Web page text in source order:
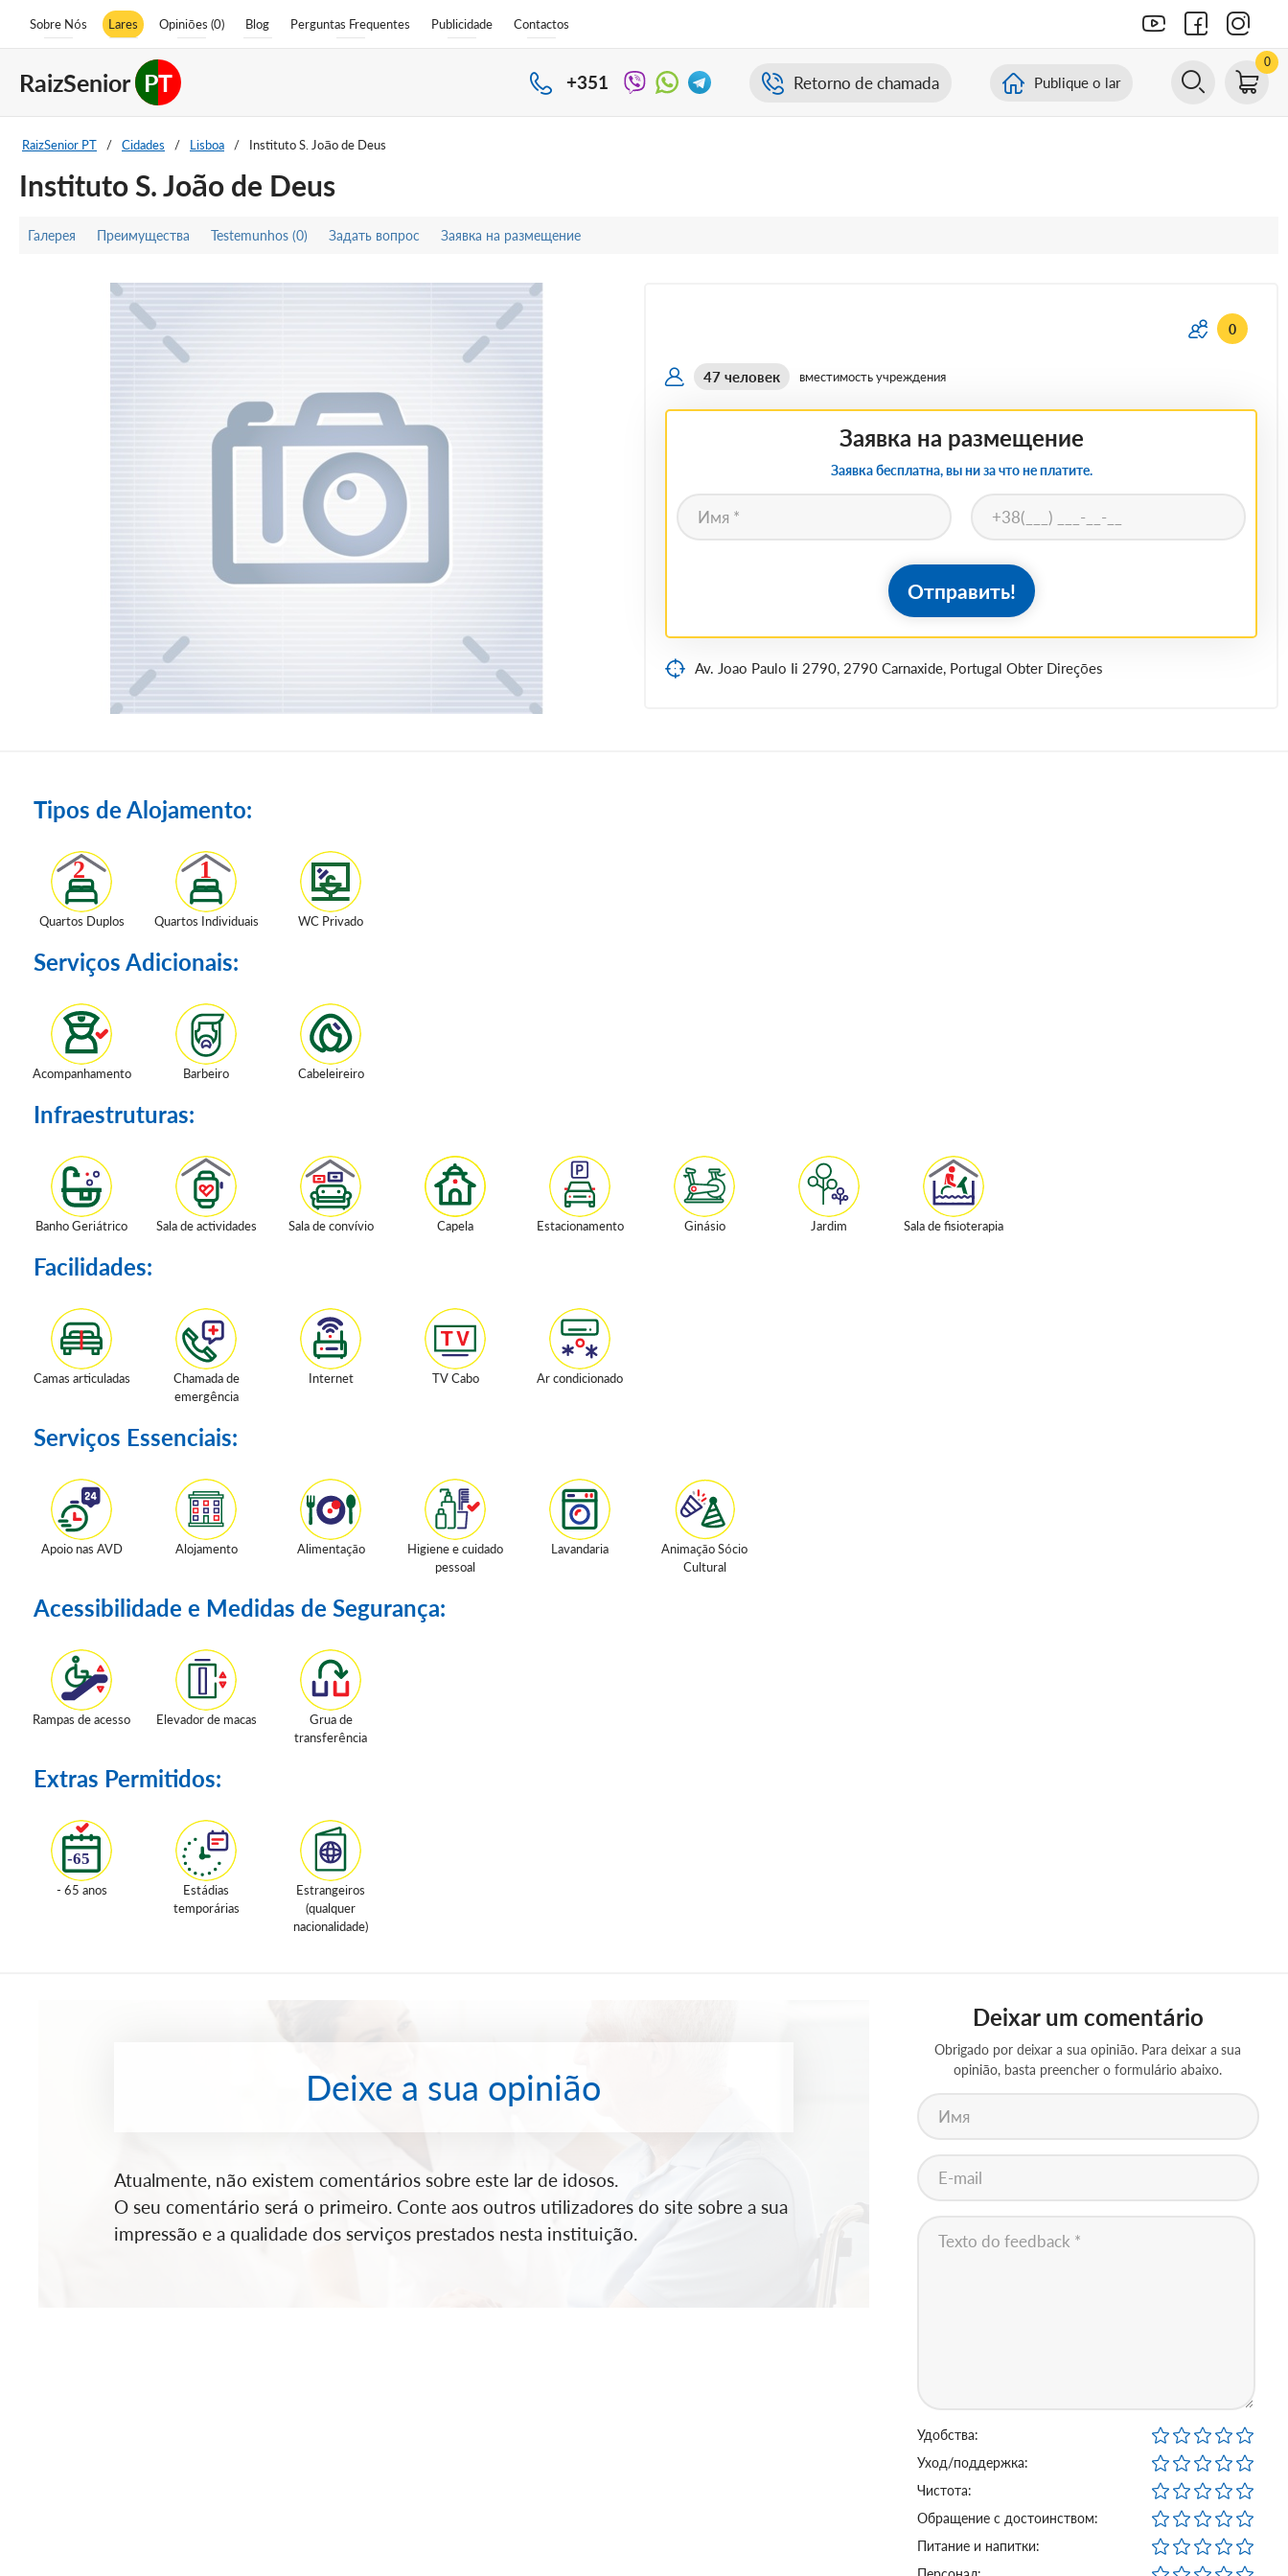
Sobre Nós Lares Opiniões (0) Blog Perguntas Frequentes Publicidade Contactos
RaizSenior PT +351 Retorno de chamada Publique o lar
0
RaizSenior PT / Cidades / Lisboa / Instituto S. João de Deus
Instituto S. João de Deus
Галерея Преимущества Testemunhos (0) Задать вопрос Заявка на размещение
0
47 человек вместимость учреждения
Заявка на размещение
Заявка бесплатна, вы ни за что не платите.
Отправить!
Av. Joao Paulo Ii 2790, 2790 Carnaxide, Portugal Obter Direções
Tipos de Alojamento:
Quartos Duplos Quartos Individuais WC Privado
Serviços Adicionais:
Acompanhamento Barbeiro Cabeleireiro
Infraestruturas:
Banho Geriátrico Sala de actividades Sala de convívio Capela Estacionamento Ginásio Jardim Sala de fisioterapia
Facilidades:
Camas articuladas
Chamada de
emergência
Internet TV Cabo Ar condicionado
Serviços Essenciais:
Apoio nas AVD Alojamento Alimentação
Higiene e cuidado
pessoal
Lavandaria
Animação Sócio
Cultural
Acessibilidade e Medidas de Segurança:
Rampas de acesso Elevador de macas
Grua de
transferência
Extras Permitidos:
- 65 anos
Estádias
temporárias
Estrangeiros
(qualquer
nacionalidade)
Deixe a sua opinião
Atualmente, não existem comentários sobre este lar de idosos.
O seu comentário será o primeiro. Conte aos outros utilizadores do site sobre a sua
impressão e a qualidade dos serviços prestados nesta instituição.
Deixar um comentário
Obrigado por deixar a sua opinião. Para deixar a sua
opinião, basta preencher o formulário abaixo.
Удобства:
Уход/поддержка:
Чистота:
Обращение с достоинством:
Питание и напитки: